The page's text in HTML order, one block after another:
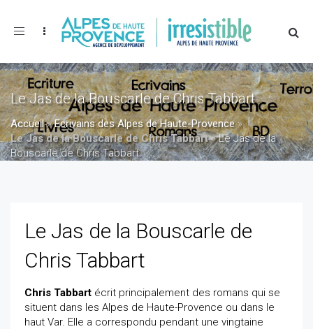
Toggle
Le Jas de la Bouscarle de Chris Tabbart
Accueil»Ecrivains des Alpes de Haute-Provence»
Le Jas de la Bouscarle de Chris Tabbart»Le Jas de la
Bouscarle de Chris Tabbart
Le Jas de la Bouscarle de
Chris Tabbart
Chris Tabbart écrit principalement des romans qui se
situent dans les Alpes de Haute-Provence ou dans le
haut Var. Elle a correspondu pendant une vingtaine